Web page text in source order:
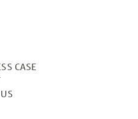
CASE